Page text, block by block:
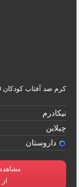
کرم ضد آفتاب کودکان SPF30 سان سیف 50 میلی لیتر
نیکادرم
چیلاین
داروستان
از ۲۵۷٫۶۰۰ تومان